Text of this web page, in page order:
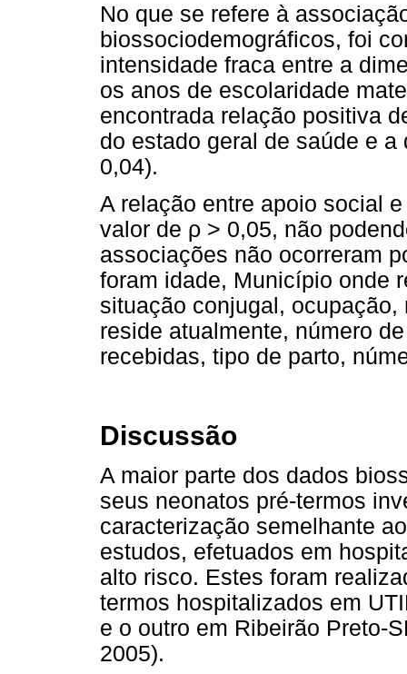
No que se refere à
biossociodemográficos, foi
intensidade fraca entre a
os anos de escolaridade
encontrada relação positiva
do estado geral de saúde e
0,04).
A relação entre apoio social
valor de ρ > 0,05, não
associações não ocorreram
foram idade, Município onde
situação conjugal,
reside atualmente, número
recebidas, tipo de parto,
Discussão
A maior parte dos dados
seus neonatos pré-termos
caracterização semelhante
estudos, efetuados em
alto risco. Estes foram
termos hospitalizados em
e o outro em Ribeirão Preto-
2005).